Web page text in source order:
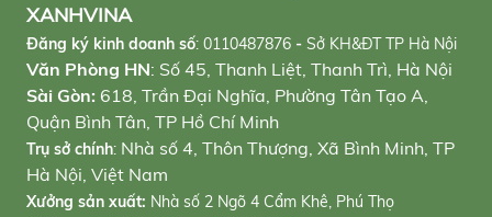
XANHVINA
Đăng ký kinh doanh số: 0110487876 - Sở KH&ĐT TP Hà Nội
Văn Phòng HN: Số 45, Thanh Liệt, Thanh Trì, Hà Nội
Sài Gòn: 618, Trần Đại Nghĩa, Phường Tân Tạo A,
Quận Bình Tân, TP Hồ Chí Minh
Trụ sở chính: Nhà số 4, Thôn Thượng, Xã Bình Minh, TP
Hà Nội, Việt Nam
Xưởng sản xuất: Nhà số 2 Ngõ 4 Cẩm Khê, Phú Thọ